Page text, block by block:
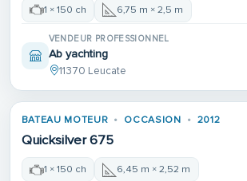
1 × 150 ch 6,75 m × 2,5 m
VENDEUR PROFESSIONNEL
Ab yachting
11370 Leucate
BATEAU MOTEUR OCCASION 2012
Quicksilver 675
1 × 150 ch 6,45 m × 2,52 m